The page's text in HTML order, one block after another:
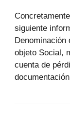
siguiente
Denominación
objeto Social,
cuenta de